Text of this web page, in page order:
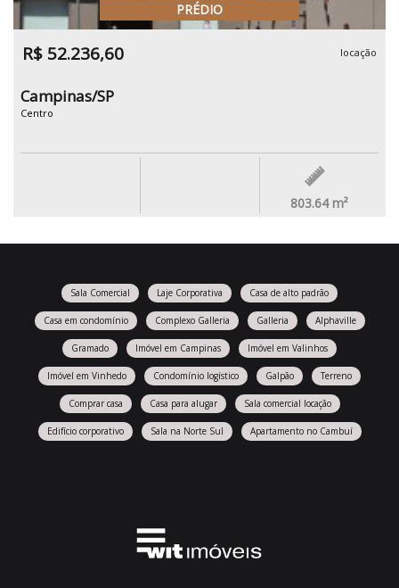
PRÉDIO
R$ 52.236,60 locação
Campinas/SP
Centro
803.64 m²
Sala Comercial Laje Corporativa Casa de alto padrão
Casa em condomínio Complexo Galleria Galleria Alphaville
Gramado Imóvel em Campinas Imóvel em Valinhos
Imóvel em Vinhedo Condomínio logístico Galpão Terreno
Comprar casa Casa para alugar Sala comercial locação
Edifício corporativo Sala na Norte Sul Apartamento no Cambuí